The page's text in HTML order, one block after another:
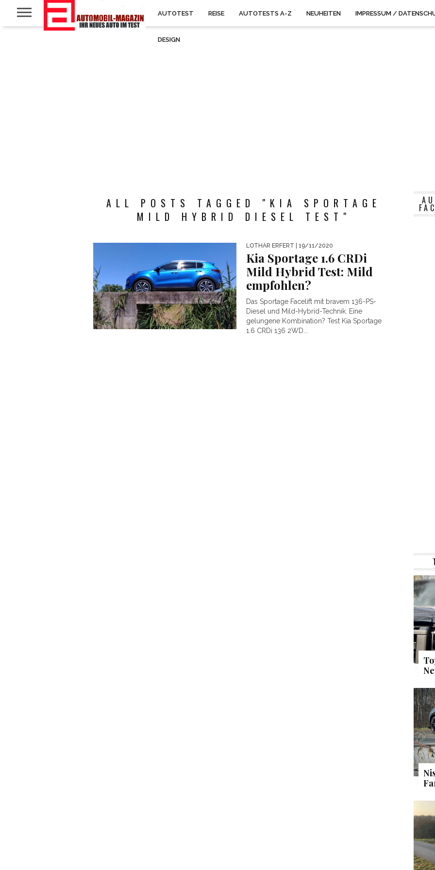
AUTOTEST REISE AUTOTESTS A-Z NEUHEITEN IMPRESSUM /
DESIGN
ALL POSTS TAGGED "KIA SPORTAGE
MILD HYBRID DIESEL TEST"
LOTHAR ERFERT | 19/11/2020
Kia Sportage 1.6 CRDi
Mild Hybrid Test: Mild
empfohlen?
Das Sportage Facelift mit bravem 136-PS-
Diesel und Mild-Hybrid-Technik. Eine
gelungene Kombination? Test Kia Sportage
1.6 CRDi 136 2WD...